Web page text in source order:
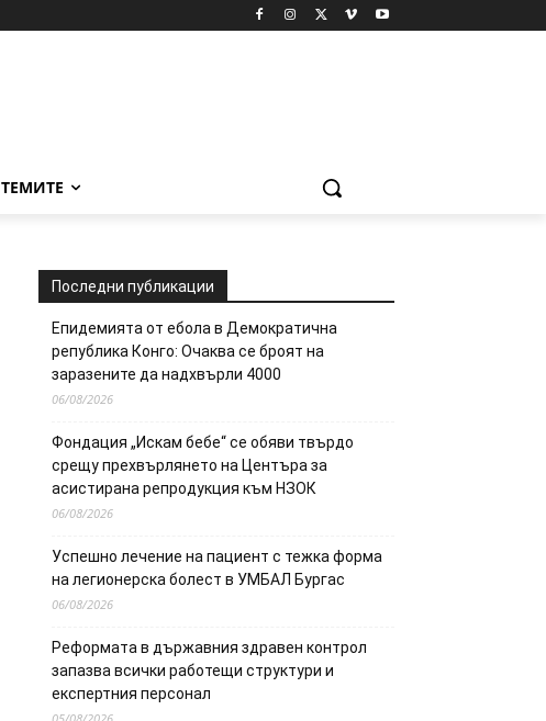
ТЕМИТЕ
Последни публикации
Епидемията от ебола в Демократична
република Конго: Очаква се броят на
заразените да надхвърли 4000
06/08/2026
Фондация „Искам бебе“ се обяви твърдо
срещу прехвърлянето на Центъра за
асистирана репродукция към НЗОК
06/08/2026
Успешно лечение на пациент с тежка форма
на легионерска болест в УМБАЛ Бургас
06/08/2026
Реформата в държавния здравен контрол
запазва всички работещи структури и
експертния персонал